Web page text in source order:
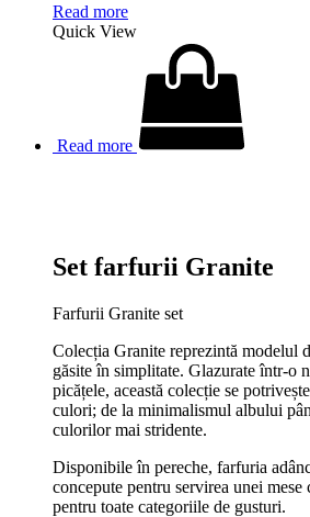
Read more
Quick View
Read more
Set farfurii Granite
Farfurii Granite set
Colecția Granite reprezintă modelul
găsite în simplitate. Glazurate într-o
picățele, această colecție se
culori; de la minimalismul albului
culorilor mai stridente.
Disponibile în pereche, farfuria
concepute pentru servirea unei
pentru toate categoriile de gusturi.